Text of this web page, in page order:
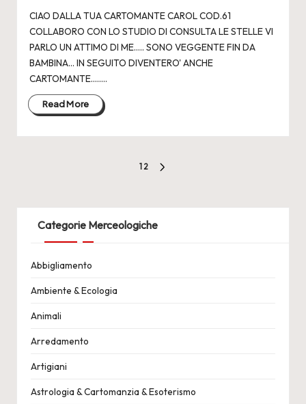
CIAO DALLA TUA CARTOMANTE CAROL COD.61
COLLABORO CON LO STUDIO DI CONSULTA LE STELLE VI
PARLO UN ATTIMO DI ME..... SONO VEGGENTE FIN DA
BAMBINA... IN SEGUITO DIVENTERO' ANCHE
CARTOMANTE.....…
Read More
articoli
1 2
Categorie Merceologiche
Abbigliamento
Ambiente & Ecologia
Animali
Arredamento
Artigiani
Astrologia & Cartomanzia & Esoterismo